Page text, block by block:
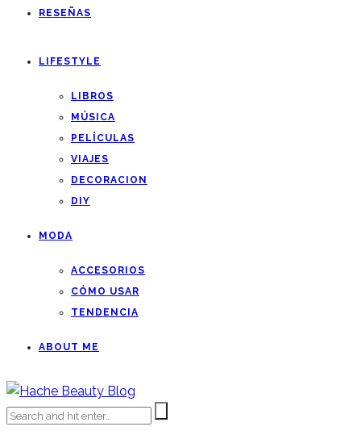
RESEÑAS
LIFESTYLE
LIBROS
MÚSICA
PELÍCULAS
VIAJES
DECORACION
DIY
MODA
ACCESORIOS
CÓMO USAR
TENDENCIA
ABOUT ME